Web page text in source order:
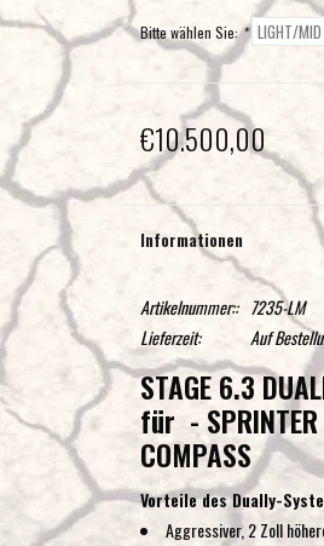
Bitte wählen Sie:*
€10.500,00
Informationen
Artikelnummer:: 7235-LM
Lieferzeit:
Auf
STAGE 6.3
für -
COMPASS
Vorteile des Dually-
Aggressiver, 2 Zoll